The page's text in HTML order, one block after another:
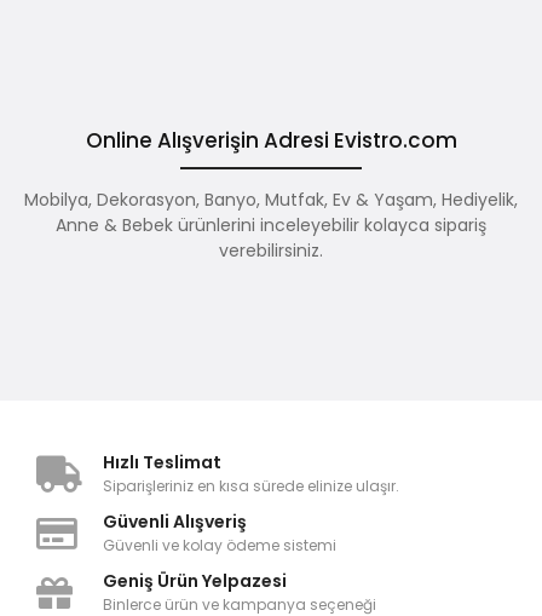
Online Alışverişin Adresi Evistro.com
Mobilya, Dekorasyon, Banyo, Mutfak, Ev & Yaşam, Hediyelik,
Anne & Bebek ürünlerini inceleyebilir kolayca sipariş
verebilirsiniz.
Hızlı Teslimat
Siparişleriniz en kısa sürede elinize ulaşır.
Güvenli Alışveriş
Güvenli ve kolay ödeme sistemi
Geniş Ürün Yelpazesi
Binlerce ürün ve kampanya seçeneği